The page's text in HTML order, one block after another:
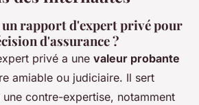
rapport d'expert privé pour
d'assurance ?
privé a une valeur probante
amiable ou judiciaire. Il sert
contre-expertise, notamment